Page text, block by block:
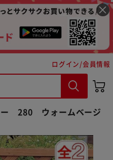
ログイン/会員情報
ー 280 ウォームベージ
購入手続きへ